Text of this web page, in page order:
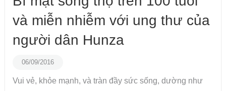
và miễn nhiễm với ung thư của
người dân Hunza
06/09/2016
Vui vẻ, khỏe mạnh, và tràn đầy sức sống, dường như